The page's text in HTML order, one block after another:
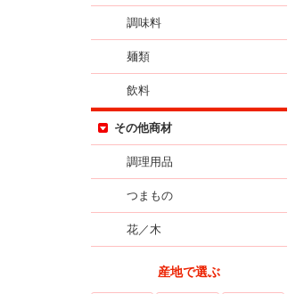
調味料
麺類
飲料
その他商材
調理用品
つまもの
花／木
産地で選ぶ